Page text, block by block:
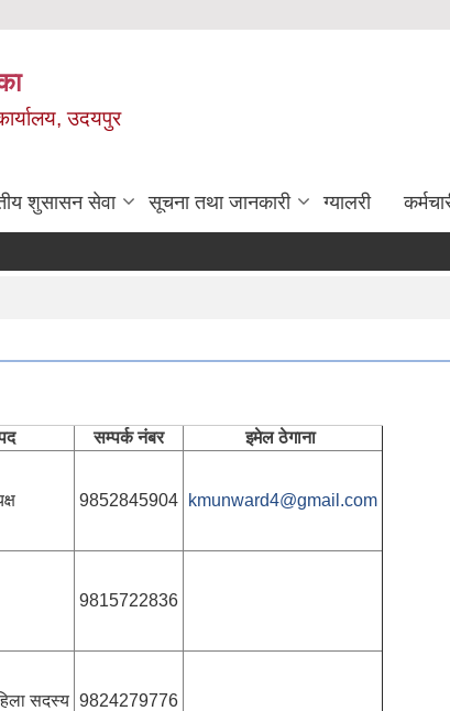
उदयपुर
शुसासन सेवा सूचना तथा जानकारी ग्यालरी
सम्पर्क नंबर इमेल ठेगाना
9852845904 kmunward4@gmail.com
9815722836
सदस्य 9824279776